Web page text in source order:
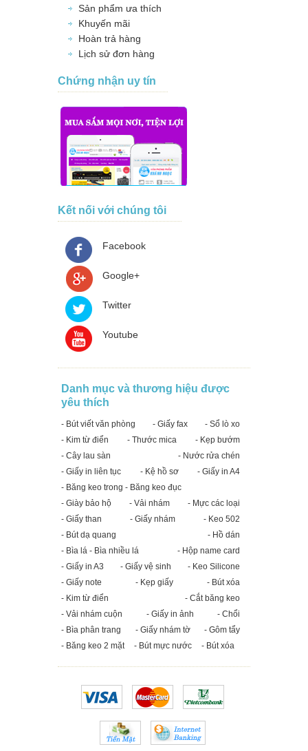
Sản phẩm ưa thích
Khuyến mãi
Hoàn trả hàng
Lịch sử đơn hàng
Chứng nhận uy tín
Kết nối với chúng tôi
Facebook
Google+
Twitter
Youtube
Danh mục và thương hiệu được
yêu thích
- Bút viết văn phòng - Giấy fax
- Sổ lò xo
- Kim từ điển
- Thước mica
- Kẹp bướm
- Cây lau sàn
- Nước rửa chén
- Giấy in liên tục
- Kệ hồ sơ
- Giấy in A4
- Băng keo trong - Băng keo đục
- Giày bảo hộ
- Vải nhám
- Mực các loại
- Giấy than
- Giấy nhám
- Keo 502
- Bút dạ quang
- Hồ dán
- Bìa lá - Bìa nhiều lá
- Hộp name card
- Giấy in A3
- Giấy vệ sinh
- Keo Silicone
- Giấy note
- Kẹp giấy
- Bút xóa
- Kim từ điển
- Cắt băng keo
- Vải nhám cuộn
- Giấy in ảnh
- Chổi
- Bìa phân trang
- Giấy nhám tờ
- Gôm tẩy
- Băng keo 2 mặt
- Bút mực nước - Bút xóa